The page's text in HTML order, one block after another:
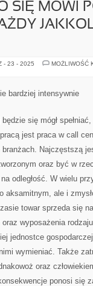
SIĘ MÓWI
- 23 - 2025
MOŻLIWOŚĆ
bardziej intensywnie
się mógł
jest praca w call
Najczęstszą
oraz być w
odległość. W wielu
aksamitnym, ale i
towar sprzeda się
wyposażenia
jednostce
wymieniać. Także
oraz
ponosi się